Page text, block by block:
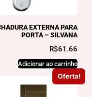
EXTERNA PARA
PORTA – SILVANA
R$61.66
Adicionar ao carrinho
Oferta!